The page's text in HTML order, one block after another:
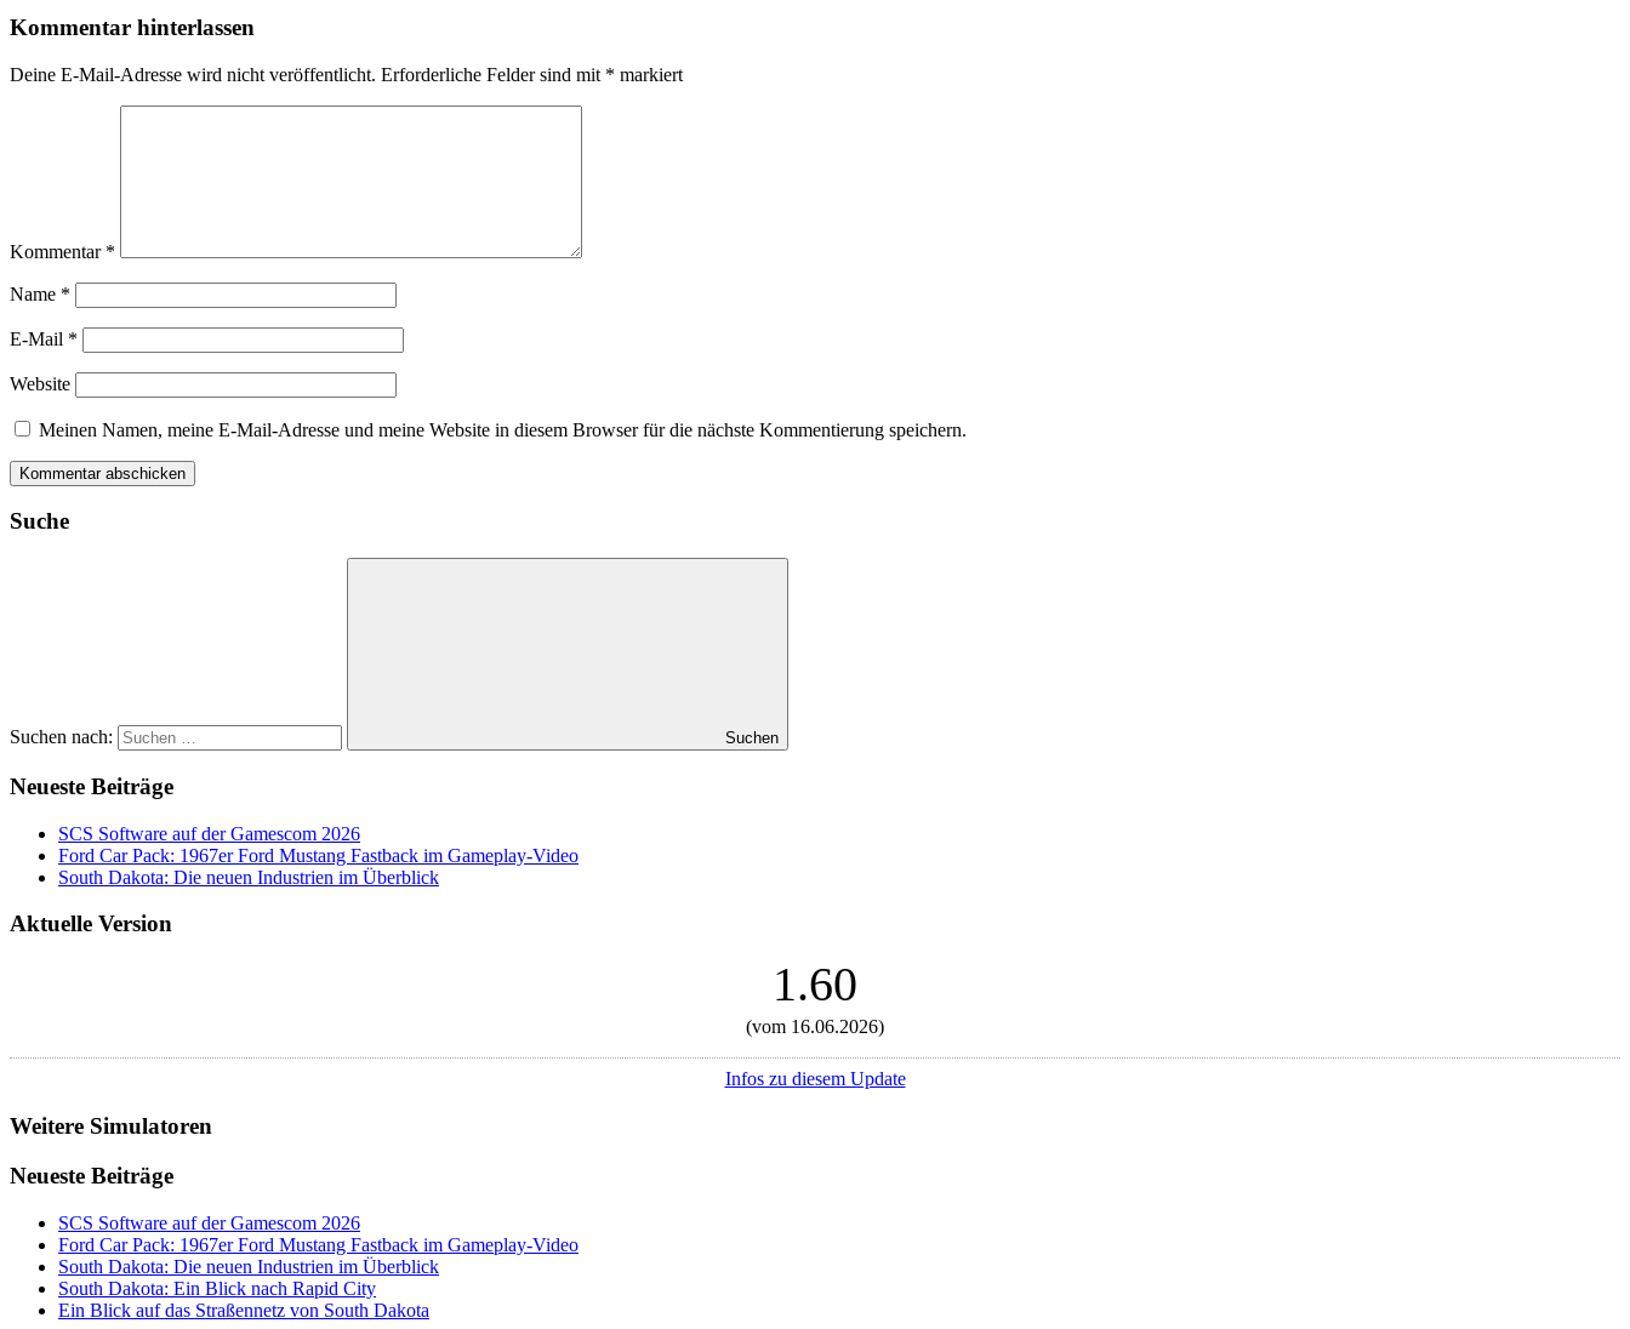
Kommentar hinterlassen
Deine E-Mail-Adresse wird nicht veröffentlicht. Erforderliche Felder sind mit * markiert
Kommentar *
Name *
E-Mail *
Website
Meinen Namen, meine E-Mail-Adresse und meine Website in diesem Browser für die nächste Kommentierung speichern.
Suche
Suchen nach: Suchen
Neueste Beiträge
SCS Software auf der Gamescom 2026
Ford Car Pack: 1967er Ford Mustang Fastback im Gameplay-Video
South Dakota: Die neuen Industrien im Überblick
Aktuelle Version
1.60
(vom 16.06.2026)
Infos zu diesem Update
Weitere Simulatoren
Neueste Beiträge
SCS Software auf der Gamescom 2026
Ford Car Pack: 1967er Ford Mustang Fastback im Gameplay-Video
South Dakota: Die neuen Industrien im Überblick
South Dakota: Ein Blick nach Rapid City
Ein Blick auf das Straßennetz von South Dakota